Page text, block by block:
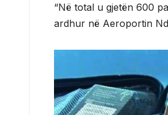
“Në total u gjetën 600
ardhur në Aeroportin